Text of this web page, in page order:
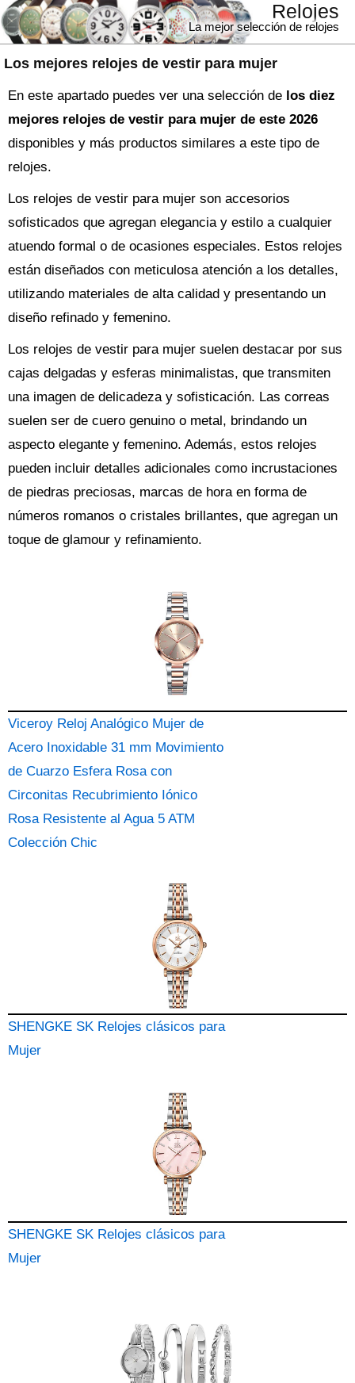
Los mejores relojes de vestir para mujer
Relojes
La mejor selección de relojes
En este apartado puedes ver una selección de los diez
mejores relojes de vestir para mujer de este 2026
disponibles y más productos similares a este tipo de
relojes.
Los relojes de vestir para mujer son accesorios
sofisticados que agregan elegancia y estilo a cualquier
atuendo formal o de ocasiones especiales. Estos relojes
están diseñados con meticulosa atención a los detalles,
utilizando materiales de alta calidad y presentando un
diseño refinado y femenino.
Los relojes de vestir para mujer suelen destacar por sus
cajas delgadas y esferas minimalistas, que transmiten
una imagen de delicadeza y sofisticación. Las correas
suelen ser de cuero genuino o metal, brindando un
aspecto elegante y femenino. Además, estos relojes
pueden incluir detalles adicionales como incrustaciones
de piedras preciosas, marcas de hora en forma de
números romanos o cristales brillantes, que agregan un
toque de glamour y refinamiento.
Viceroy Reloj Analógico Mujer de
Acero Inoxidable 31 mm Movimiento
de Cuarzo Esfera Rosa con
Circonitas Recubrimiento Iónico
Rosa Resistente al Agua 5 ATM
Colección Chic
SHENGKE SK Relojes clásicos para
Mujer
SHENGKE SK Relojes clásicos para
Mujer